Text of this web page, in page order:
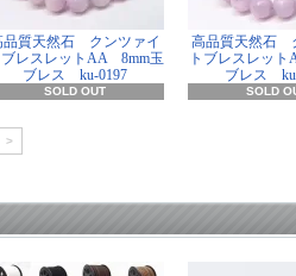
品質天然石 クンツァイ
ブレスレットAA 8mm玉
ブレス ku-0197
SOLD OUT
高品質天然石
トブレスレッ
ブレス
SOLD
>